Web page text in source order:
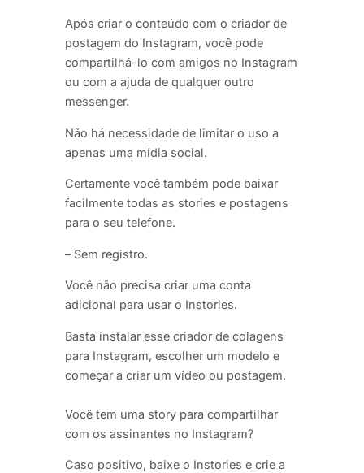
Após criar o conteúdo com o criador de
postagem do Instagram, você pode
compartilhá-lo com amigos no Instagram
ou com a ajuda de qualquer outro
messenger.
Não há necessidade de limitar o uso a
apenas uma mídia social.
Certamente você também pode baixar
facilmente todas as stories e postagens
para o seu telefone.
– Sem registro.
Você não precisa criar uma conta
adicional para usar o Instories.
Basta instalar esse criador de colagens
para Instagram, escolher um modelo e
começar a criar um vídeo ou postagem.
Você tem uma story para compartilhar
com os assinantes no Instagram?
Caso positivo, baixe o Instories e crie a